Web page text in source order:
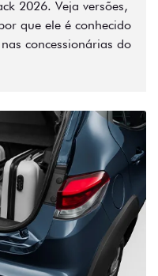
2026. Veja versões,
que ele é conhecido
concessionárias do